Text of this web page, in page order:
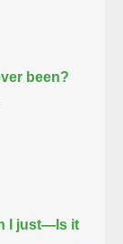
been?
I just— Is it